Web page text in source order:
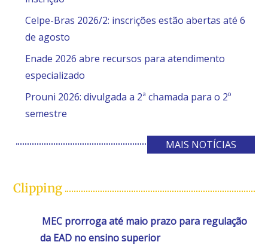
Celpe-Bras 2026/2: inscrições estão abertas até 6
de agosto
Enade 2026 abre recursos para atendimento
especializado
Prouni 2026: divulgada a 2ª chamada para o 2º
semestre
MAIS NOTÍCIAS
Clipping
MEC prorroga até maio prazo para regulação
da EAD no ensino superior